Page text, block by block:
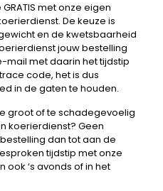
met onze eigen
De keuze is
en de kwetsbaarheid
jouw bestelling
mail met daarin het tijdstip
code, het is dus
in de gaten te houden.
groot of te schadegevoelig
koerierdienst? Geen
dan tot aan de
tijdstip met onze
ook ‘s avonds of in het